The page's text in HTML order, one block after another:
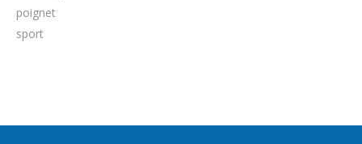
poignet
sport